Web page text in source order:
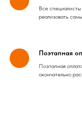
Все
реализовать
Поэтапная
Поэтапная
окончательно